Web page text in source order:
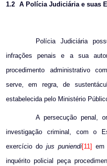
1.2 A Polícia Judiciária e suas
Polícia Judiciária
infrações penais e a sua
procedimento administrativo
serve, em regra, de
estabelecida pelo Ministério
A persecução penal,
investigação criminal, com o
exercício do jus puniendi[11] em
inquérito policial peça